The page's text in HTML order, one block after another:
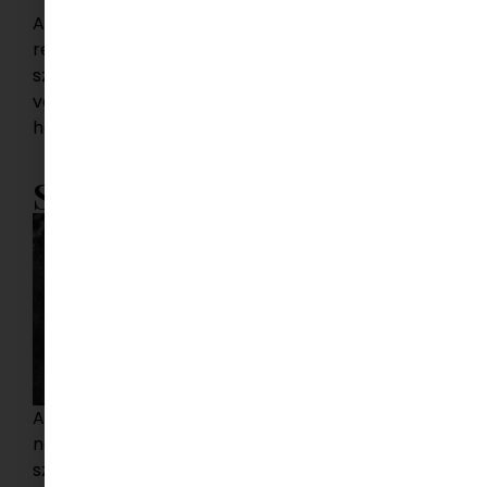
A szerzőnő színpadi világa messzire kalauzol a
realizmustól, de karakterei mindig mindnyájunk
számára ismerősek, bonyolultságuk és
valódiságuk átsüt a rájuk boruló balladai
homályon.
Szereposztás
A főhőst alakító Martinovics Dorina mellett olyan
nagyszerű színészeket láthatunk majd a
színpadon, mint Básti Juli, Csoma Judit, Szabó